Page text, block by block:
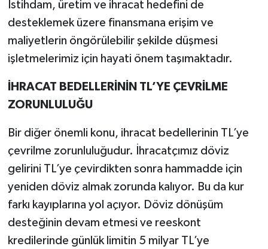
İstihdam, üretim ve ihracat hedefini de
desteklemek üzere finansmana erişim ve
maliyetlerin öngörülebilir şekilde düşmesi
işletmelerimiz için hayati önem taşımaktadır.
İHRACAT BEDELLERİNİN TL’YE ÇEVRİLME
ZORUNLULUĞU
Bir diğer önemli konu, ihracat bedellerinin TL’ye
çevrilme zorunluluğudur. İhracatçımız döviz
gelirini TL’ye çevirdikten sonra hammadde için
yeniden döviz almak zorunda kalıyor. Bu da kur
farkı kayıplarına yol açıyor. Döviz dönüşüm
desteğinin devam etmesi ve reeskont
kredilerinde günlük limitin 5 milyar TL’ye